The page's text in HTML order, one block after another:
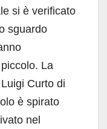
si è verificato
sguardo
La
Curto di
è spirato
nel